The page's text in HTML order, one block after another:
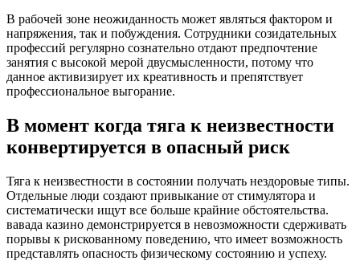
В рабочей зоне неожиданность может являться фактором и
напряжения, так и побуждения. Сотрудники созидательных
профессий регулярно сознательно отдают предпочтение
занятия с высокой мерой двусмысленности, потому что
данное активизирует их креативность и препятствует
профессиональное выгорание.
В момент когда тяга к неизвестности
конвертируется в опасный риск
Тяга к неизвестности в состоянии получать нездоровые типы.
Отдельные люди создают привыкание от стимулятора и
систематически ищут все больше крайние обстоятельства.
вавада казино демонстрируется в невозможности сдерживать
порывы к рискованному поведению, что имеет возможность
представлять опасность физическому состоянию и успеху.